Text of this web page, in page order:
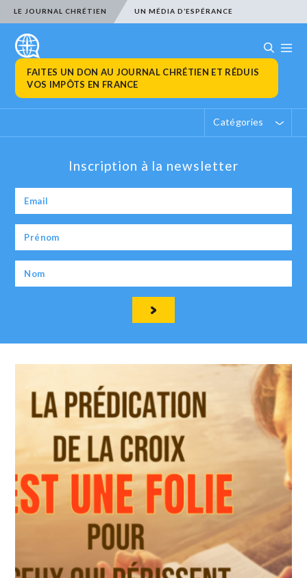
LE JOURNAL CHRÉTIEN UN MÉDIA D’ESPÉRANCE
FAITES UN DON AU JOURNAL CHRÉTIEN ET RÉDUIS
VOS IMPÔTS EN FRANCE
Catégories
Inscription à la newsletter